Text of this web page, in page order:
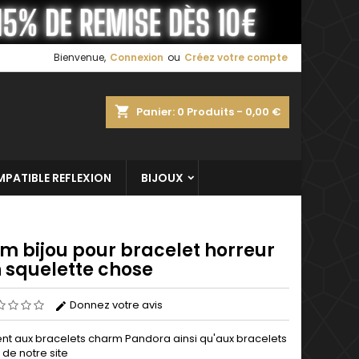
Bienvenue, Connexion ou Créez votre compte
shopping_cart Panier: 0 Produits - 0,00 €
REFLEXION BIJOUX
bijou pour bracelet horreur
squelette chose
Donnez votre avis
aux bracelets charm Pandora ainsi qu'aux bracelets
notre site